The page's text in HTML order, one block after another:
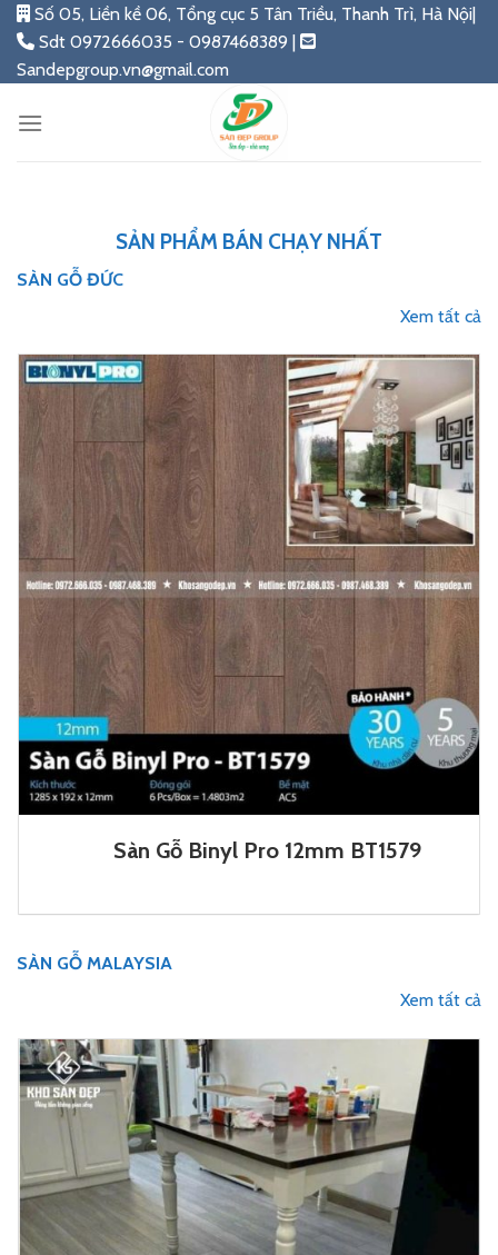
Skip
content
Số 05, Liền kề 06, Tổng cục 5 Tân Triều, Thanh Trì, Hà Nội|
Sdt 0972666035 - 0987468389 |
Sandepgroup.vn@gmail.com
SẢN PHẨM BÁN CHẠY NHẤT
SÀN GỖ ĐỨC
Xem tất cả
Sàn Gỗ Binyl Pro 12mm BT1579
SÀN GỖ MALAYSIA
Xem tất cả